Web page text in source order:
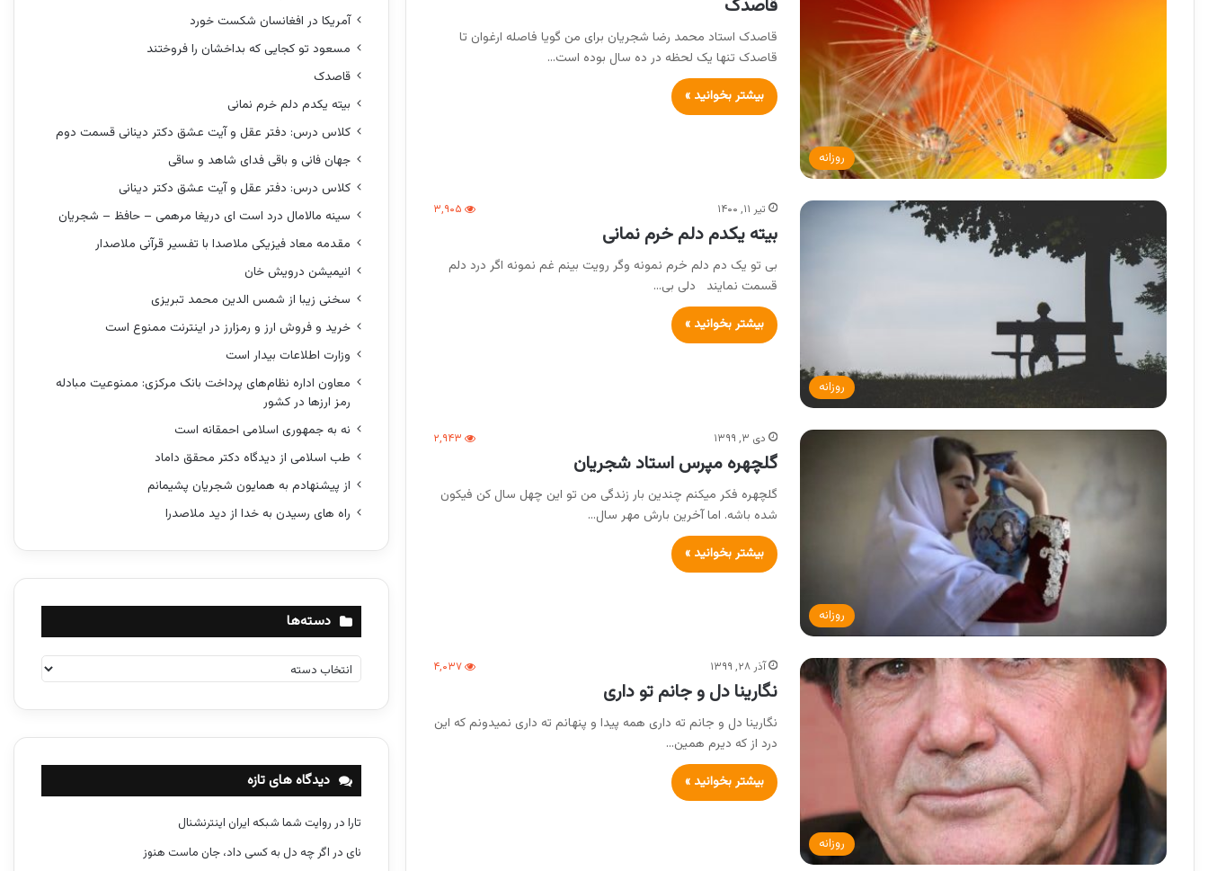
روزانه
قاصدک
قاصدک استاد محمد رضا شجریان برای من گویا فاصله ارغوان تا
قاصدک تنها یک لحظه در ده سال بوده است…
بیشتر بخوانید »
روزانه
تیر ۱۱, ۱۴۰۰ ۳,۹۰۵
بیته یکدم دلم خرم نمانی
بی تو یک دم دلم خرم نمونه وگر رویت بینم غم نمونه اگر درد دلم
قسمت نمایند دلی بی…
بیشتر بخوانید »
روزانه
دی ۳, ۱۳۹۹ ۲,۹۴۳
گلچهره مپرس استاد شجریان
گلچهره فکر میکنم چندین بار زندگی من تو این چهل سال کن فیکون
شده باشه. اما آخرین بارش مهر سال…
بیشتر بخوانید »
روزانه
آذر ۲۸, ۱۳۹۹ ۴,۰۳۷
نگارینا دل و جانم تو داری
نگارینا دل و جانم ته داری همه پیدا و پنهانم ته داری نمیدونم که این
درد از که دیرم همین…
بیشتر بخوانید »
آمریکا در افغانسان شکست خورد
مسعود تو کجایی که بداخشان را فروختند
قاصدک
بیته یکدم دلم خرم نمانی
کلاس درس: دفتر عقل و آیت عشق دکتر دینانی قسمت دوم
جهان فانی و باقی فدای شاهد و ساقی
کلاس درس: دفتر عقل و آیت عشق دکتر دینانی
سینه مالامال درد است ای دریغا مرهمی – حافظ – شجریان
مقدمه معاد فیزیکی ملاصدا با تفسیر قرآنی ملاصدار
انیمیشن درویش خان
سخنی زیبا از شمس الدین محمد تبریزی
خرید و فروش ارز و رمزارز در اینترنت ممنوع است
وزارت اطلاعات بیدار است
معاون اداره نظام‌های پرداخت بانک مرکزی: ممنوعیت مبادله
رمز ارزها در کشور
نه به جمهوری اسلامی احمقانه است
طب اسلامی از دیدگاه دکتر محقق داماد
از پیشنهادم به همایون شجریان پشیمانم
راه های رسیدن به خدا از دید ملاصدرا
دسته‌ها
س
ه
دیدگاه های تازه
تارا در روایت شما شبکه ایران اینترنشنال
نای در اگر چه دل به کسی داد، جان ماست هنوز